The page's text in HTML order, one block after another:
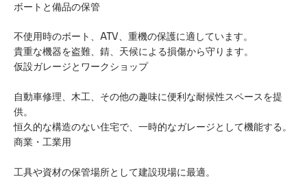
ボートと備品の保管
不使用時のボート、ATV、重機の保護に適しています。
貴重な機器を盗難、錆、天候による損傷から守ります。
仮設ガレージとワークショップ
自動車修理、木工、その他の趣味に便利な耐候性スペースを提
供。
恒久的な構造のない住宅で、一時的なガレージとして機能する。
商業・工業用
工具や資材の保管場所として建設現場に最適。